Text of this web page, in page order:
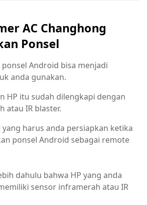
AC Changhong
Ponsel
Android bisa menjadi
anda gunakan.
HP itu sudah dilengkapi dengan
atau IR blaster.
harus anda persiapkan ketika
ponsel Android sebagai remote
dahulu bahwa HP yang anda
sensor inframerah atau IR